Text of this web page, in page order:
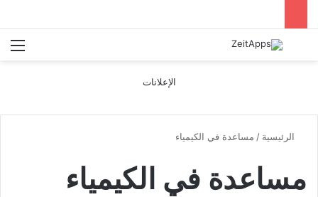
بحث عن
الإعلانات
الرئيسية / مساعدة في الكيمياء
مساعدة في الكيمياء